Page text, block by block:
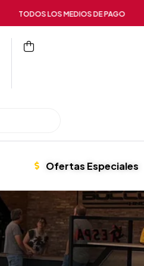
TODOS LOS MEDIOS DE PAGO
Ofertas Especiales